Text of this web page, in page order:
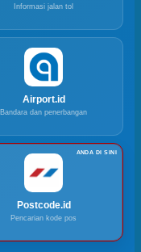
Informasi jalan tol
Airport.id
Bandara dan penerbangan
Postcode.id
Pencarian kode pos